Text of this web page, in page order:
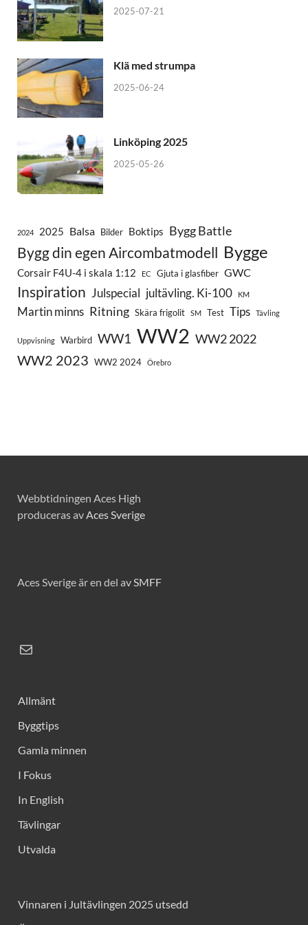
2025-07-21
Klä med strumpa
2025-06-24
Linköping 2025
2025-05-26
2024 2025 Balsa Bilder Boktips Bygg Battle
Bygg din egen Aircombatmodell Bygge
Corsair F4U-4 i skala 1:12 EC Gjuta i glasfiber GWC
Inspiration Julspecial jultävling. Ki-100 KM
Martin minns Ritning Skära frigolit SM Test Tips Tävling
Uppvisning Warbird WW1 WW2 WW2 2022
WW2 2023 WW2 2024 Örebro
Webbtidningen Aces High
produceras avAces Sverige
Aces Sverige är en del avSMFF
Allmänt
Byggtips
Gamla minnen
I Fokus
In English
Tävlingar
Utvalda
Vinnaren i Jultävlingen 2025 utsedd